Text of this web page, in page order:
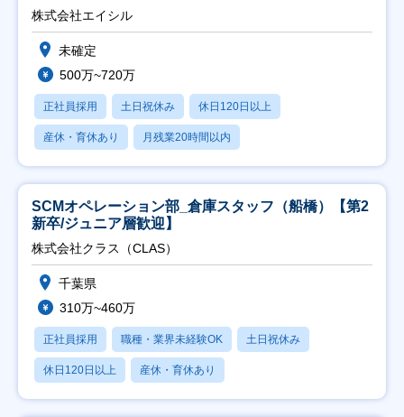
株式会社エイシル
未確定
500万~720万
正社員採用 土日祝休み 休日120日以上
産休・育休あり 月残業20時間以内
SCMオペレーション部_倉庫スタッフ（船橋）【第2
新卒/ジュニア層歓迎】
株式会社クラス（CLAS）
千葉県
310万~460万
正社員採用 職種・業界未経験OK 土日祝休み
休日120日以上 産休・育休あり